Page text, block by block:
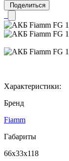
Поделиться
Характеристики:
Бренд
Fiamm
Габариты
66x33x118